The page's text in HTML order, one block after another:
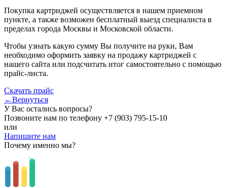
Покупка картриджей осуществляется в нашем приемном
пункте, а также возможен бесплатный выезд специалиста в
пределах города Москвы и Московской области.
Чтобы узнать какую сумму Вы получите на руки, Вам
необходимо оформить заявку на продажу картриджей с
нашего сайта или подсчитать итог самостоятельно с помощью
прайс-листа.
Скачать прайс
←Вернуться
У Вас остались вопросы?
Позвоните нам по телефону +7 (903) 795-15-10
или
Напишите нам
Почему именно мы?